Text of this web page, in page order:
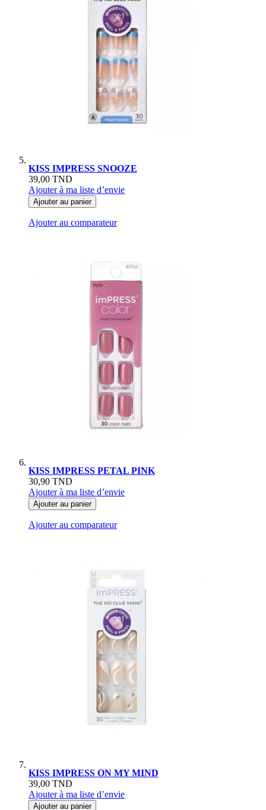
KISS IMPRESS SNOOZE
39,00 TND
Ajouter à ma liste d’envie
Ajouter au panier
Ajouter au comparateur
KISS IMPRESS PETAL PINK
30,90 TND
Ajouter à ma liste d’envie
Ajouter au panier
Ajouter au comparateur
KISS IMPRESS ON MY MIND
39,00 TND
Ajouter à ma liste d’envie
Ajouter au panier